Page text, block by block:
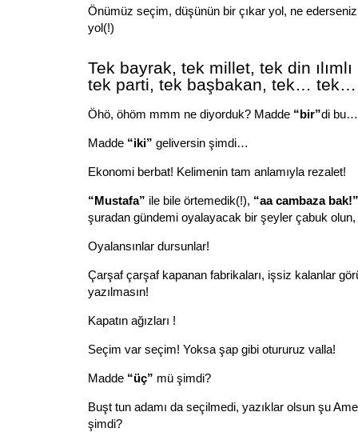
Önümüz seçim, düşünün bir çıkar yol, ne
yol(!)
Tek bayrak, tek millet, tek din
tek parti, tek başbakan, tek… tek…
Öhö, öhöm mmm ne diyorduk? Madde “bir”di bu…
Madde “iki” geliversin şimdi…
Ekonomi berbat! Kelimenin tam anlamıyla rezalet!
“Mustafa” ile bile örtemedik(!), “aa cambaza bak!”
şuradan gündemi oyalayacak bir şeyler çabuk
Oyalansınlar dursunlar!
Çarşaf çarşaf kapanan fabrikaları, işsiz kalanlar
yazılmasın!
Kapatın ağızları !
Seçim var seçim! Yoksa şap gibi otururuz valla!
Madde “üç” mü şimdi?
Buşt tun adamı da seçilmedi, yazıklar olsun şu
şimdi?